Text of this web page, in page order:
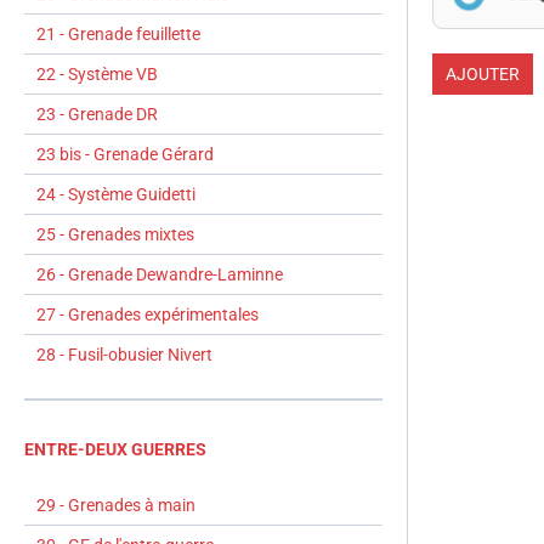
AJOUTER
21 - Grenade feuillette
22 - Système VB
23 - Grenade DR
23 bis - Grenade Gérard
24 - Système Guidetti
25 - Grenades mixtes
26 - Grenade Dewandre-Laminne
27 - Grenades expérimentales
28 - Fusil-obusier Nivert
ENTRE-DEUX GUERRES
29 - Grenades à main